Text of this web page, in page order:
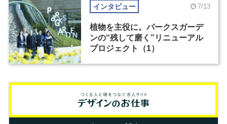
インタビュー 7/13
植物を主役に。パークスガーデ
ンの“残して磨く”リニューアル
プロジェクト（1）